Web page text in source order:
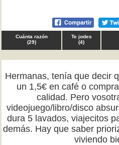
Cuánta razón
(29)
Te jodes
(4)
Hermanas, tenía que decir
un 1,5€ en café o
calidad. Pero
videojuego/libro/disco
dura 5 lavados, viajecitos
demás. Hay que saber
viviendo